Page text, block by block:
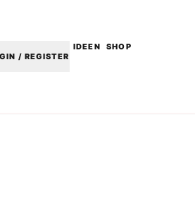
SHOP
IDEEN
/ REGISTER